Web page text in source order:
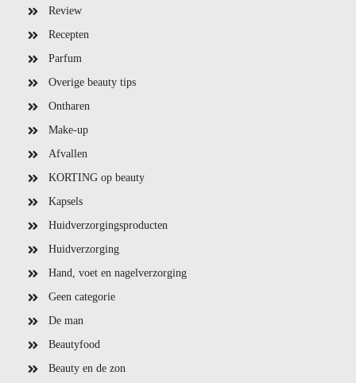
Review
Recepten
Parfum
Overige beauty tips
Ontharen
Make-up
Afvallen
KORTING op beauty
Kapsels
Huidverzorgingsproducten
Huidverzorging
Hand, voet en nagelverzorging
Geen categorie
De man
Beautyfood
Beauty en de zon